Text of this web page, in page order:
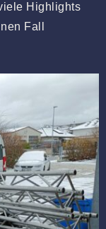
Highlights
Fall